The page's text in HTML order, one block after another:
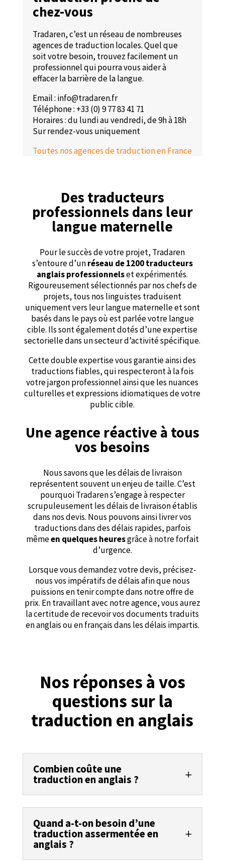
chez-vous
Tradaren, c’est un réseau de nombreuses
agences de traduction locales. Quel que
soit votre besoin, trouvez facilement un
professionnel qui pourra vous aider à
effacer la barrière de la langue.
Email : info@tradaren.fr
Téléphone : +33 (0) 9 77 83 41 71
Horaires : du lundi au vendredi, de 9h à 18h
Sur rendez-vous uniquement
Toutes nos agences de traduction en France
Des traducteurs
professionnels dans leur
langue maternelle
Pour le succès de votre projet, Tradaren
s’entoure d’unréseau de 1200 traducteurs
anglais professionnelset expérimentés.
Rigoureusement sélectionnés par nos chefs de
projets, tous nos linguistes traduisent
uniquement vers leur langue maternelle et sont
basés dans le pays où est parlée votre langue
cible. Ils sont également dotés d’une expertise
sectorielle dans un secteur d’activité spécifique.
Cette double expertise vous garantie ainsi des
traductions fiables, qui respecteront à la fois
votre jargon professionnel ainsi que les nuances
culturelles et expressions idiomatiques de votre
public cible.
Une agence réactive à tous
vos besoins
Nous savons que les délais de livraison
représentent souvent un enjeu de taille. C’est
pourquoi Tradaren s’engage à respecter
scrupuleusement les délais de livraison établis
dans nos devis. Nous pouvons ainsi livrer vos
traductions dans des délais rapides, parfois
mêmeen quelques heuresgrâce à notre forfait
d’urgence.
Lorsque vous demandez votre devis, précisez-
nous vos impératifs de délais afin que nous
puissions en tenir compte dans notre offre de
prix. En travaillant avec notre agence, vous aurez
la certitude de recevoir vos documents traduits
en anglais ou en français dans les délais impartis.
Nos réponses à vos
questions sur la
traduction en anglais
Combien coûte une
traduction en anglais ?
Quand a-t-on besoin d’une
traduction assermentée en
anglais ?